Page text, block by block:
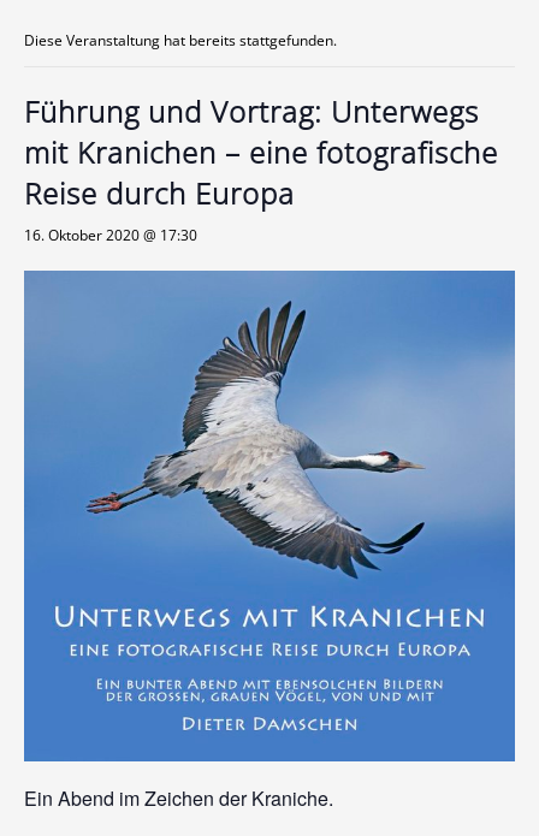
Diese Veranstaltung hat bereits stattgefunden.
Führung und Vortrag: Unterwegs
mit Kranichen – eine fotografische
Reise durch Europa
16. Oktober 2020 @ 17:30
Ein Abend im Zeichen der Kraniche.